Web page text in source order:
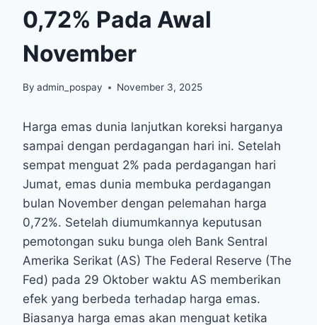
0,72% Pada Awal
November
By admin_pospay November 3, 2025
Harga emas dunia lanjutkan koreksi harganya
sampai dengan perdagangan hari ini. Setelah
sempat menguat 2% pada perdagangan hari
Jumat, emas dunia membuka perdagangan
bulan November dengan pelemahan harga
0,72%. Setelah diumumkannya keputusan
pemotongan suku bunga oleh Bank Sentral
Amerika Serikat (AS) The Federal Reserve (The
Fed) pada 29 Oktober waktu AS memberikan
efek yang berbeda terhadap harga emas.
Biasanya harga emas akan menguat ketika